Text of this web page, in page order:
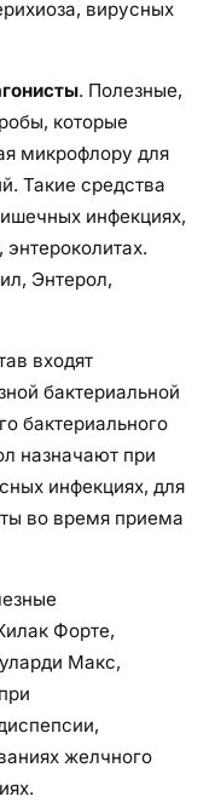
вирусных
. Полезные,
которые
микрофлору для
Такие средства
инфекциях,
энтероколитах.
Энтерол,
входят
бактериальной
бактериального
назначают при
инфекциях, для
во время приема
Форте,
Макс,
желчного